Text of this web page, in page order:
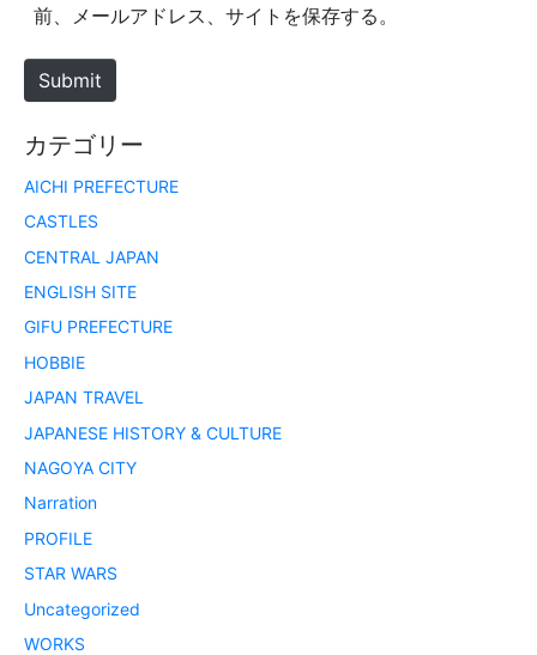
e
前、メールアドレス、サイトを保存する。
Submit
カテゴリー
AICHI PREFECTURE
CASTLES
CENTRAL JAPAN
ENGLISH SITE
GIFU PREFECTURE
HOBBIE
JAPAN TRAVEL
JAPANESE HISTORY & CULTURE
NAGOYA CITY
Narration
PROFILE
STAR WARS
Uncategorized
WORKS